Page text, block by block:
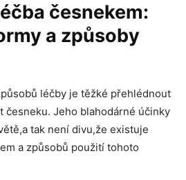
česnekem:
a způsoby⁢
léčby‍ je těžké‍ přehlédnout
česneku. Jeho ⁣blahodárné ​účinky
tak není ⁢divu,že⁢ existuje
a způsobů použití tohoto